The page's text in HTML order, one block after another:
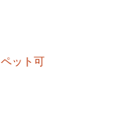
ペット可